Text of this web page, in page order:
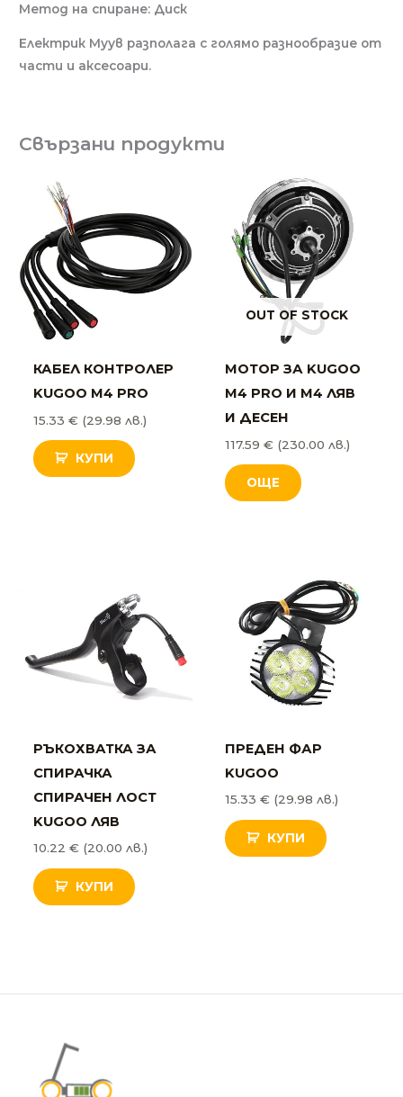
Метод на спиране: Диск
Електрик Муув разполага с голямо разнообразие от
части и аксесоари.
Свързани продукти
КАБЕЛ КОНТРОЛЕР
KUGOO М4 PRO
15.33€ (29.98 лв.)
КУПИ
OUT OF STOCK
МОТОР ЗА KUGOO
M4 PRO И М4 ЛЯВ
И ДЕСЕН
117.59€ (230.00 лв.)
ОЩЕ
РЪКОХВАТКА ЗА
СПИРАЧКА
СПИРАЧЕН ЛОСТ
KUGOO ЛЯВ
10.22€ (20.00 лв.)
КУПИ
ПРЕДЕН ФАР
KUGOO
15.33€ (29.98 лв.)
КУПИ